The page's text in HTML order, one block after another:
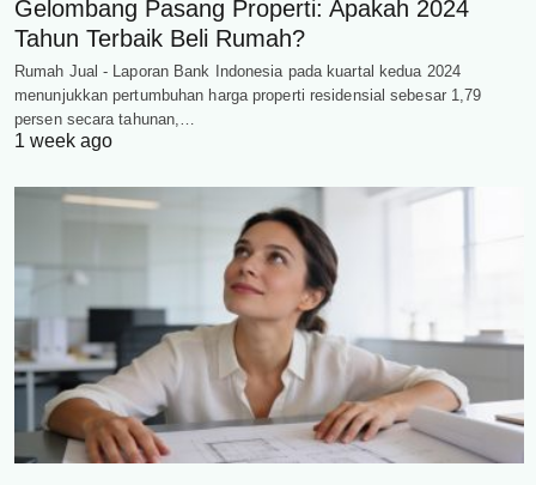
Gelombang Pasang Properti: Apakah 2024
Tahun Terbaik Beli Rumah?
Rumah Jual - Laporan Bank Indonesia pada kuartal kedua 2024
menunjukkan pertumbuhan harga properti residensial sebesar 1,79
persen secara tahunan,…
1 week ago